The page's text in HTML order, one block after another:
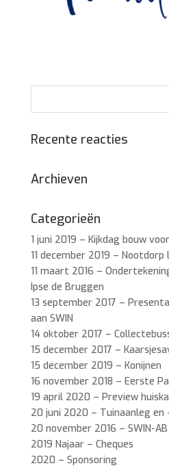
Recente reacties
Archieven
Categorieën
1 juni 2019 – Kijkdag bouw
11 december 2019 – Nootdorp
11 maart 2016 –
Ipse de Bruggen
13 september 2017 –
aan SWIN
14 oktober 2017 –
15 december 2017 –
15 december 2019 – Konijnen
16 november 2018 – Eerste
19 april 2020 – Preview
20 juni 2020 – Tuinaanleg en
20 november 2016 – SWIN-AB
2019 Najaar – Cheques
2020 – Sponsoring